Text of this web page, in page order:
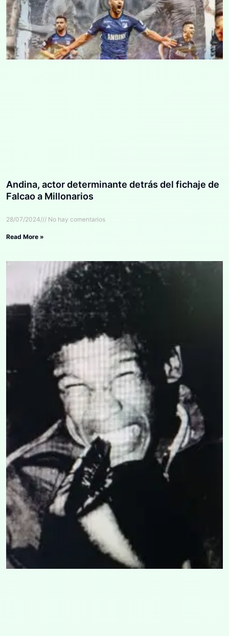
Andina, actor determinante detrás del fichaje de
Falcao a Millonarios
28/07/2024 No hay comentarios
Read More »